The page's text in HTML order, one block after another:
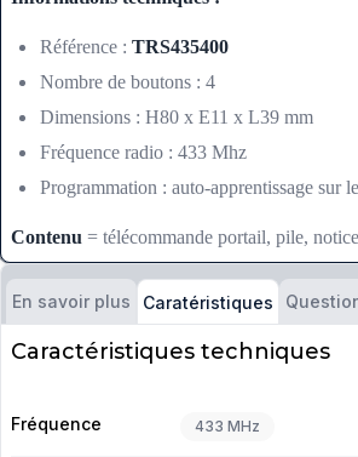
Référence : TRS435400
Nombre de boutons : 4
Dimensions : H80 x E11 x L39 mm
Fréquence radio : 433 Mhz
Programmation : auto-apprentissage sur
Contenu = télécommande portail, pile, notice
En savoir plus Caratéristiques
Caractéristiques techniques
Fréquence 433 MHz